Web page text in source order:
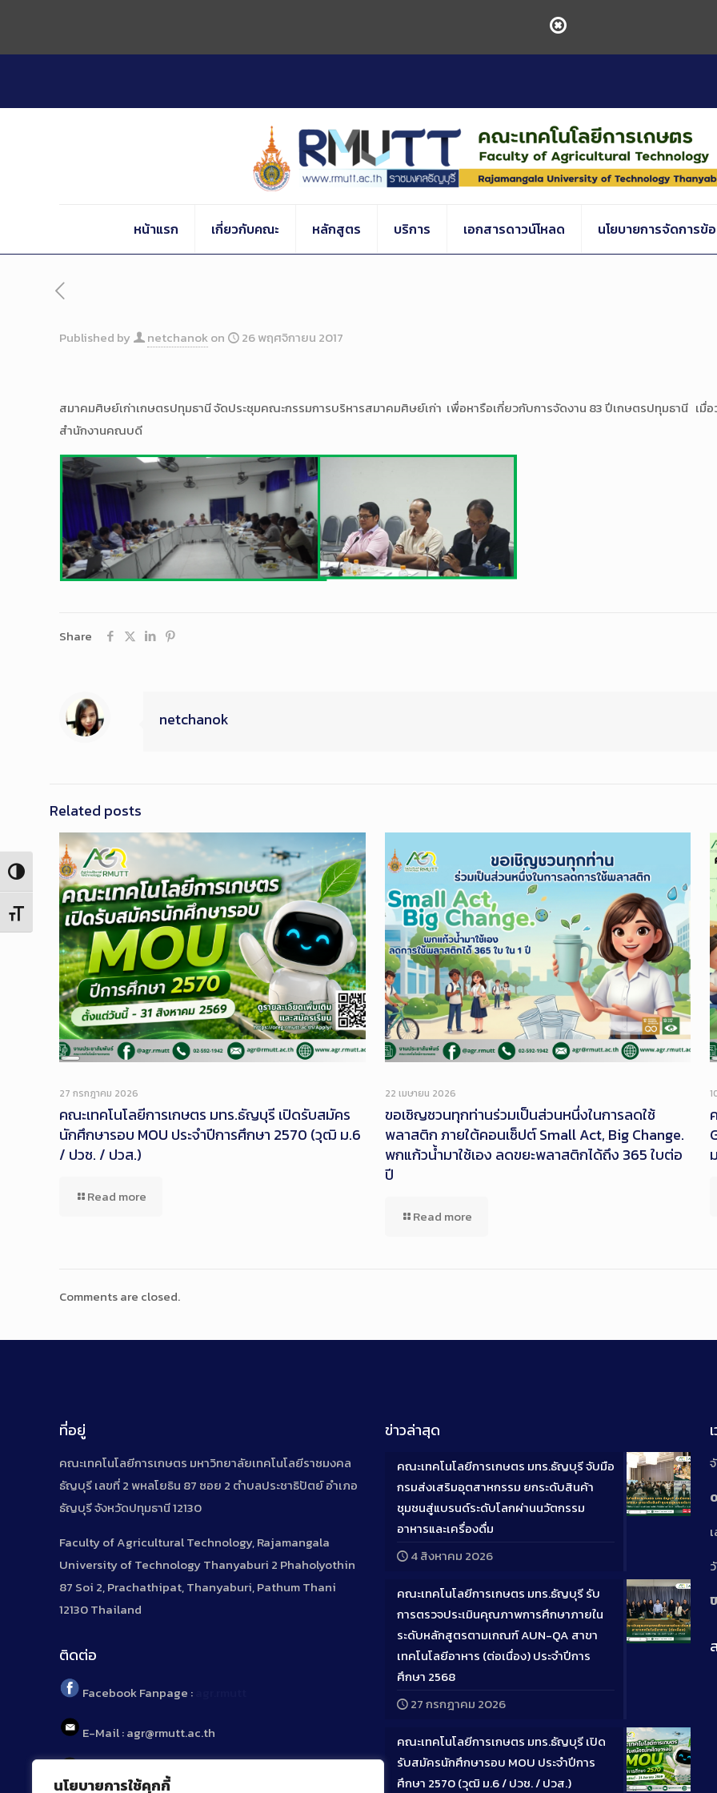
นโยบายการใช้คุกกี้
Content
Toggle High Contrast
Toggle Font size
หน้าแรก เกี่ยวกับคณะ หลักสูตร บริการ เอกสารดาวน์โหลด นโยบายการจัดการข้
Published by netchanokon 26 พฤศจิกายน 2017
สมาคมศิษย์เก่าเกษตรปทุมธานี จัดประชุมคณะกรรมการบริหารสมาคมศิษย์เก่า เพื่อหารือเกี่ยวกับการจัดงาน 83 ปีเกษตรปทุมธานี เ
สำนักงานคณบดี
Share
netchanok
Related posts
Long
27 กรกฎาคม 2026
คณะเทคโนโลยีการเกษตร มทร.ธัญบุรี เปิดรับสมัคร
นักศึกษารอบ MOU ประจำปีการศึกษา 2570 (วุฒิ ม.6
/ ปวช. / ปวส.)
Read more
22 เมษายน 2026
ขอเชิญชวนทุกท่านร่วมเป็นส่วนหนึ่งในการลดใช้
พลาสติก ภายใต้คอนเซ็ปต์ Small Act, Big Change.
พกแก้วน้ำมาใช้เอง ลดขยะพลาสติกได้ถึง 365 ใบต่อ
ปี
Read more
Comments are closed.
ที่อยู่
คณะเทคโนโลยีการเกษตร มหาวิทยาลัยเทคโนโลยีราชมงคล
ธัญบุรี เลขที่ 2 พหลโยธิน 87 ซอย 2 ตำบลประชาธิปัตย์ อำเภอ
ธัญบุรี จังหวัดปทุมธานี 12130
Faculty of Agricultural Technology, Rajamangala
University of Technology Thanyaburi 2 Phaholyothin
87 Soi 2, Prachathipat, Thanyaburi, Pathum Thani
12130 Thailand
ติดต่อ
Facebook Fanpage :
E-Mail : agr@rmutt.ac.th
Tel : 02 592 1955
ข่าวล่าสุด
Long
คณะเทคโนโลยีการเกษตร มทร.ธัญบุรี จับมือ
กรมส่งเสริมอุตสาหกรรม ยกระดับสินค้า
ชุมชนสู่แบรนด์ระดับโลกผ่านนวัตกรรม
อาหารและเครื่องดื่ม
4 สิงหาคม 2026
Long
คณะเทคโนโลยีการเกษตร มทร.ธัญบุรี รับ
การตรวจประเมินคุณภาพการศึกษาภายใน
ระดับหลักสูตรตามเกณฑ์ AUN-QA สาขา
เทคโนโลยีอาหาร (ต่อเนื่อง) ประจำปีการ
ศึกษา 2568
27 กรกฎาคม 2026
คณะเทคโนโลยีการเกษตร มทร.ธัญบุรี เปิด
รับสมัครนักศึกษารอบ MOU ประจำปีการ
ศึกษา 2570 (วุฒิ ม.6 / ปวช. / ปวส.)